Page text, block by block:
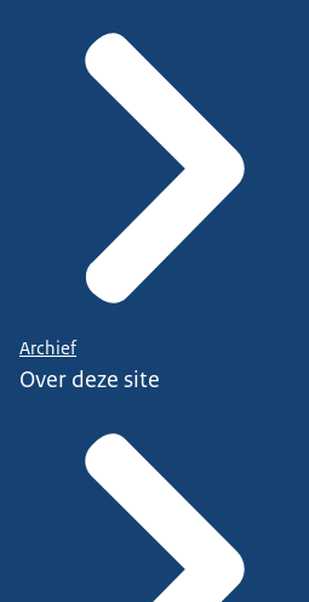
Archief
Over deze site